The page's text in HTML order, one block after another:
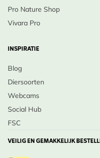
Pro Nature Shop
Vivara Pro
INSPIRATIE
Blog
Diersoorten
Webcams
Social Hub
FSC
VEILIG EN GEMAKKELIJK